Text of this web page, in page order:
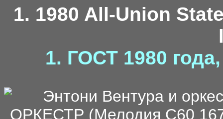
1. 1980 All-Union
1. ГОСТ 1980